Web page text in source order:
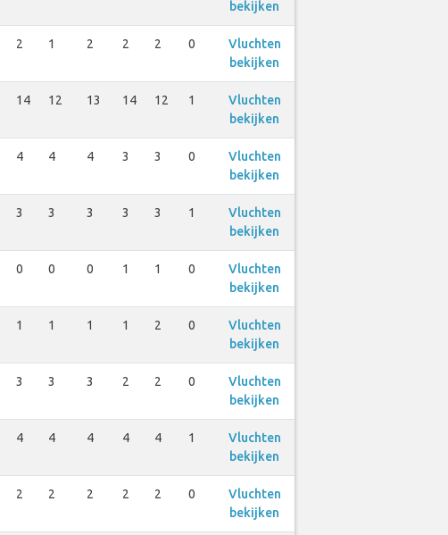
bekijken
2 1 2 2 2 0
Vluchten
bekijken
14 12 13 14 12 1
Vluchten
bekijken
4 4 4 3 3 0
Vluchten
bekijken
3 3 3 3 3 1
Vluchten
bekijken
0 0 0 1 1 0
Vluchten
bekijken
1 1 1 1 2 0
Vluchten
bekijken
3 3 3 2 2 0
Vluchten
bekijken
4 4 4 4 4 1
Vluchten
bekijken
2 2 2 2 2 0
Vluchten
bekijken